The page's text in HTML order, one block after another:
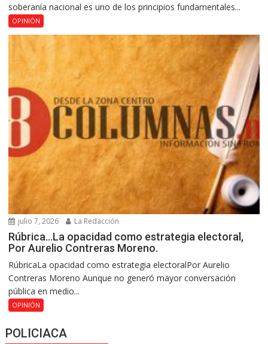
soberanía nacional es uno de los principios fundamentales...
OPINIÓN
julio 7, 2026 La Redacción
Rúbrica…La opacidad como estrategia electoral,
Por Aurelio Contreras Moreno.
RúbricaLa opacidad como estrategia electoralPor Aurelio
Contreras Moreno Aunque no generó mayor conversación
pública en medio...
OPINIÓN
POLICIACA